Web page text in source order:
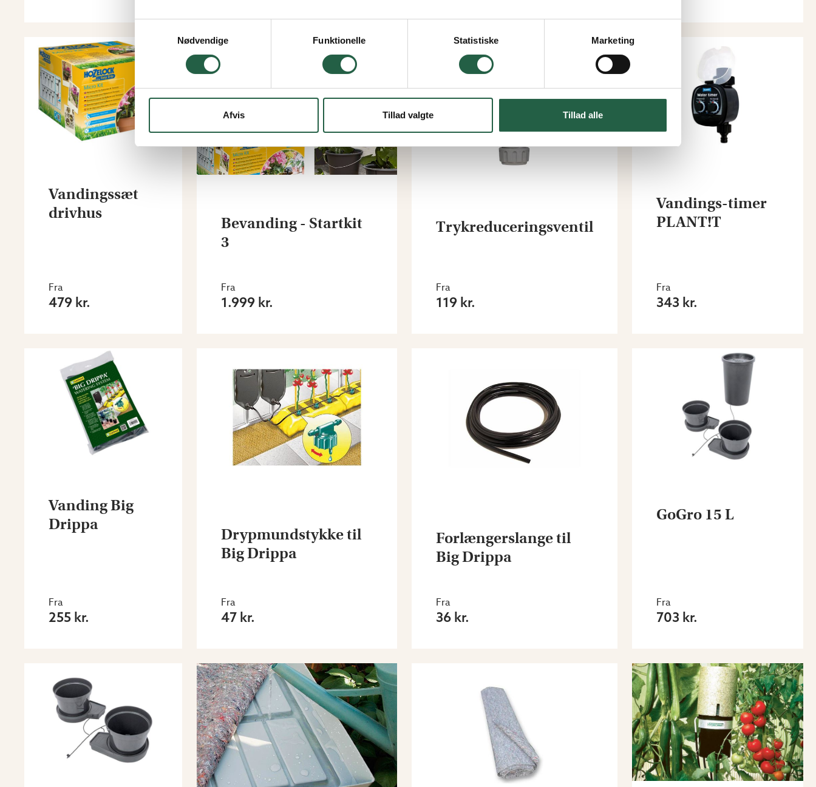
Få flere oplysninger om, hvordan Google behandler personlige oplysninger
Nødvendige
Funktionelle Statistiske Marketing
Afvis Tillad valgte Tillad alle
Vandingssæt
drivhus
Fra
479 kr.
Bevanding - Startkit
3
Fra
1.999 kr.
Trykreduceringsventil
Fra
119 kr.
Vandings-timer
PLANT!T
Fra
343 kr.
Vanding Big
Drippa
Fra
255 kr.
Drypmundstykke til
Big Drippa
Fra
47 kr.
Forlængerslange til
Big Drippa
Fra
36 kr.
GoGro 15 L
Fra
703 kr.